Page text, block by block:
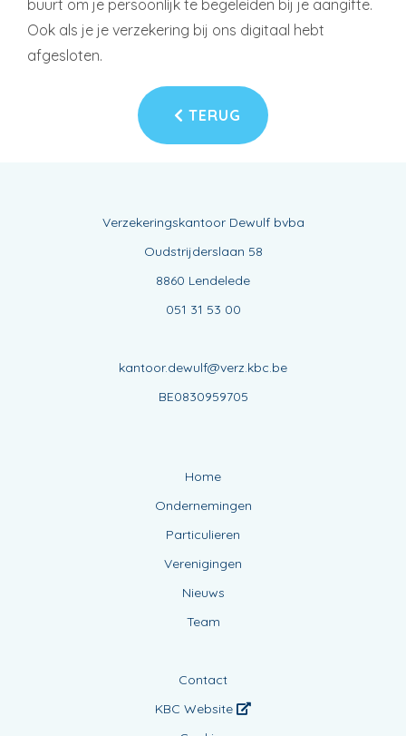
buurt om je persoonlijk te begeleiden bij je aangifte.
Ook als je je verzekering bij ons digitaal hebt
afgesloten.
TERUG
Verzekeringskantoor Dewulf bvba
Oudstrijderslaan 58
8860 Lendelede
051 31 53 00
kantoor.dewulf@verz.kbc.be
BE0830959705
Home
Ondernemingen
Particulieren
Verenigingen
Nieuws
Team
Contact
KBC Website